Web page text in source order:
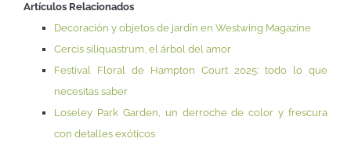
Artículos Relacionados
Decoración y objetos de jardín en Westwing Magazine
Cercis siliquastrum, el árbol del amor
Festival Floral de Hampton Court 2025: todo lo que
necesitas saber
Loseley Park Garden, un derroche de color y frescura
con detalles exóticos